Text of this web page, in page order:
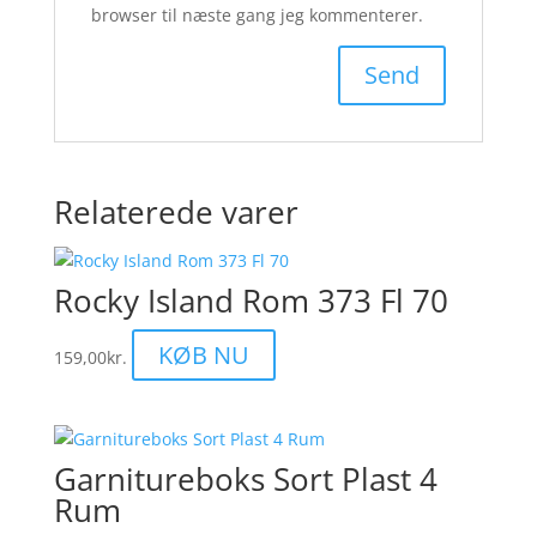
browser til næste gang jeg kommenterer.
Relaterede varer
Rocky Island Rom 373 Fl 70
159,00kr. KØB NU
Garnitureboks Sort Plast 4
Rum